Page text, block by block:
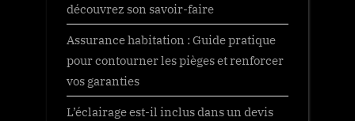
découvrez son savoir-faire
Assurance habitation : Guide pratique
pour contourner les pièges et renforcer
vos garanties
L’éclairage est-il inclus dans un devis